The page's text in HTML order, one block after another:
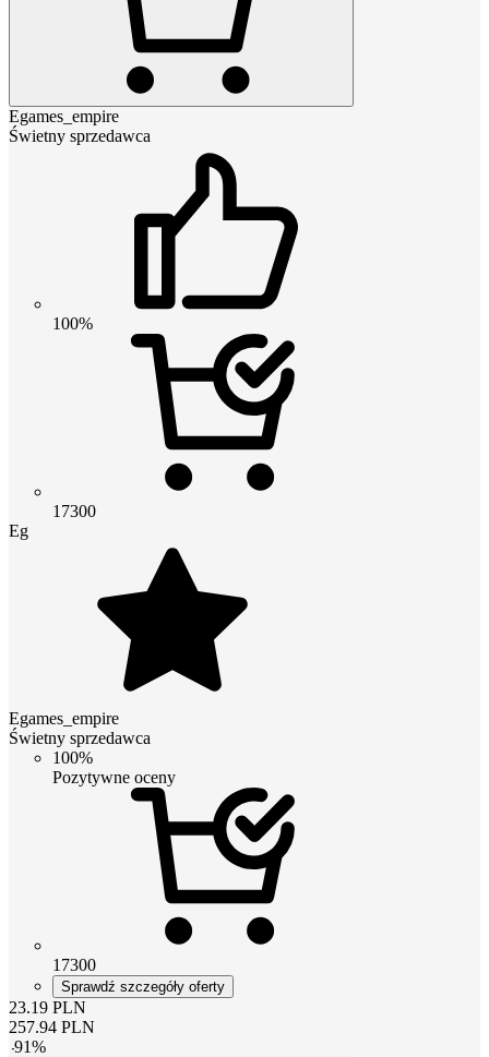
Egames_empire
Świetny sprzedawca
100%
17300
Eg
Egames_empire
Świetny sprzedawca
100%
Pozytywne oceny
17300
Sprawdź szczegóły oferty
23.19 PLN
257.94 PLN
-91%